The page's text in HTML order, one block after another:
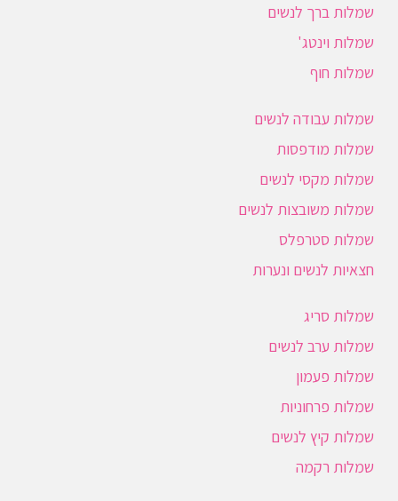
שמלות ברך לנשים
שמלות וינטג'
שמלות חוף
שמלות עבודה לנשים
שמלות מודפסות
שמלות מקסי לנשים
שמלות משובצות לנשים
שמלות סטרפלס
חצאיות לנשים ונערות
שמלות סריג
שמלות ערב לנשים
שמלות פעמון
שמלות פרחוניות
שמלות קיץ לנשים
שמלות רקמה